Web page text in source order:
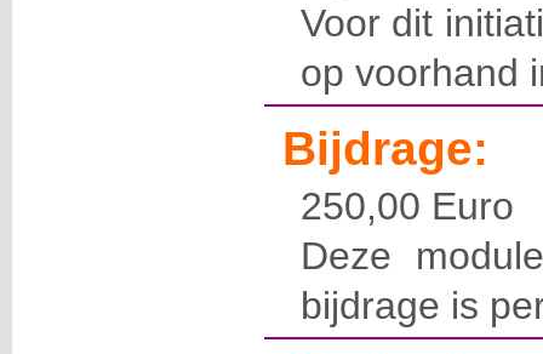
Voor dit
op voorhand
Bijdrage:
250,00 Euro
Deze
bijdrage is